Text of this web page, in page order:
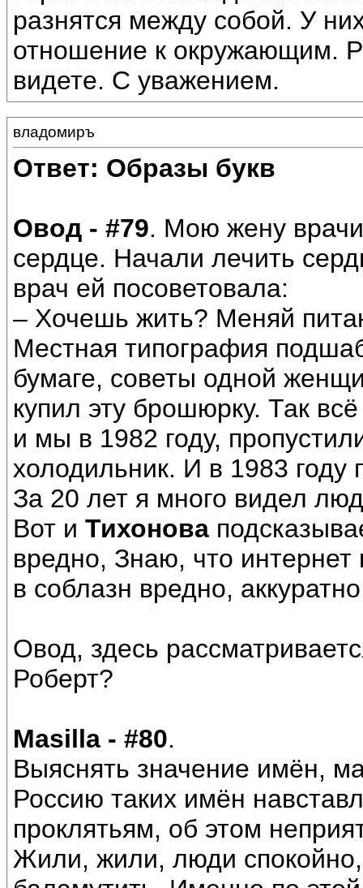
разнятся между собой. У
отношение к окружающим.
видете. С уважением.
владомиръ
Ответ: Образы букв
Овод - #79. Мою жену
сердце. Начали лечить
врач ей посоветовала:
– Хочешь жить? Меняй
Местная типография
бумаге, советы одной
купил эту брошюрку. Так
и мы в 1982 году,
холодильник. И в 1983
За 20 лет я много видел
Вот и Тихонова
вредно, Знаю, что
в соблазн вредно,
Овод, здесь
Роберт?
Masilla - #80.
Выяснять значение имён,
Россию таких имён
проклятьям, об этом
Жили, жили, люди